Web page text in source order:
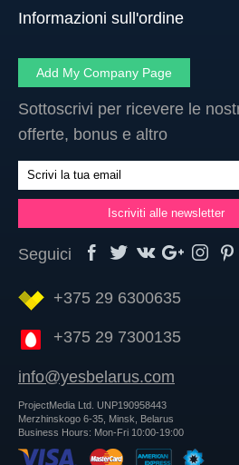
Informazioni sull'ordine
Add My Company Page
Sottoscrivi per ricevere le
offerte, bonus e altro
Seguici
+375 29 6300635
+375 29 7300135
info@yesbelarus.com
ProjectMedia Ltd. UNP190958443
Merzhinskogo 6-35, Minsk, Belarus
Business Hours: Mon-Fri 10:00-19:00